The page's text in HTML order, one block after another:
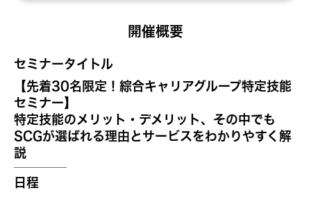
開催概要
セミナータイトル
【先着30名限定！綜合キャリアグループ特定技能
セミナー】
特定技能のメリット・デメリット、その中でも
SCGが選ばれる理由とサービスをわかりやすく解
説
日程